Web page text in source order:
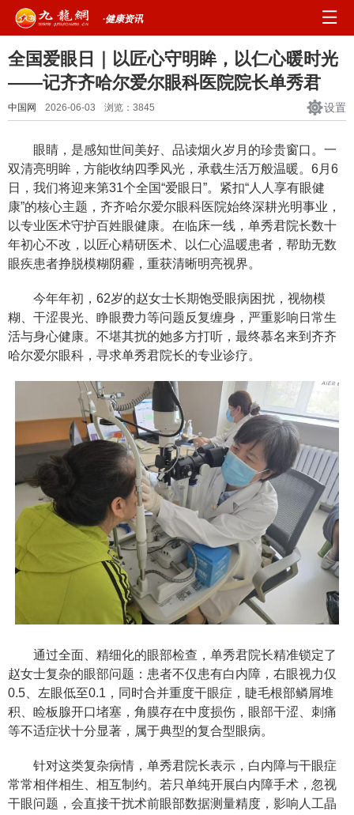
·健康资讯
​全国爱眼日｜以匠心守明眸，以仁心暖时光
——记齐齐哈尔爱尔眼科医院院长单秀君
中国网 2026-06-03 浏览： 3845 设置
眼睛，是感知世间美好、品读烟火岁月的珍贵窗口。一
双清亮明眸，方能收纳四季风光，承载生活万般温暖。6月6
日，我们将迎来第31个全国“爱眼日”。紧扣“人人享有眼健
康”的核心主题，齐齐哈尔爱尔眼科医院始终深耕光明事业，
以专业医术守护百姓眼健康。在临床一线，单秀君院长数十
年初心不改，以匠心精研医术、以仁心温暖患者，帮助无数
眼疾患者挣脱模糊阴霾，重获清晰明亮视界。
今年年初，62岁的赵女士长期饱受眼病困扰，视物模
糊、干涩畏光、睁眼费力等问题反复缠身，严重影响日常生
活与身心健康。不堪其扰的她多方打听，最终慕名来到齐齐
哈尔爱尔眼科，寻求单秀君院长的专业诊疗。
通过全面、精细化的眼部检查，单秀君院长精准锁定了
赵女士复杂的眼部问题：患者不仅患有白内障，右眼视力仅
0.5、左眼低至0.1，同时合并重度干眼症，睫毛根部鳞屑堆
积、睑板腺开口堵塞，角膜存在中度损伤，眼部干涩、刺痛
等不适症状十分显著，属于典型的复合型眼病。
针对这类复杂病情，单秀君院长表示，白内障与干眼症
常常相伴相生、相互制约。若只单纯开展白内障手术，忽视
干眼问题，会直接干扰术前眼部数据测量精度，影响人工晶